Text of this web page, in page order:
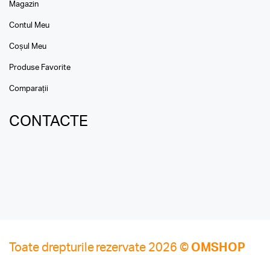
Magazin
Contul Meu
Coșul Meu
Produse Favorite
Comparații
CONTACTE
Toate drepturile rezervate 2026 © OMSHOP